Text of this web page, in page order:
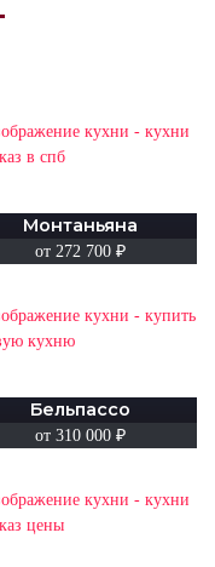
Монтаньяна
от 272 700 ₽
Бельпассо
от 310 000 ₽